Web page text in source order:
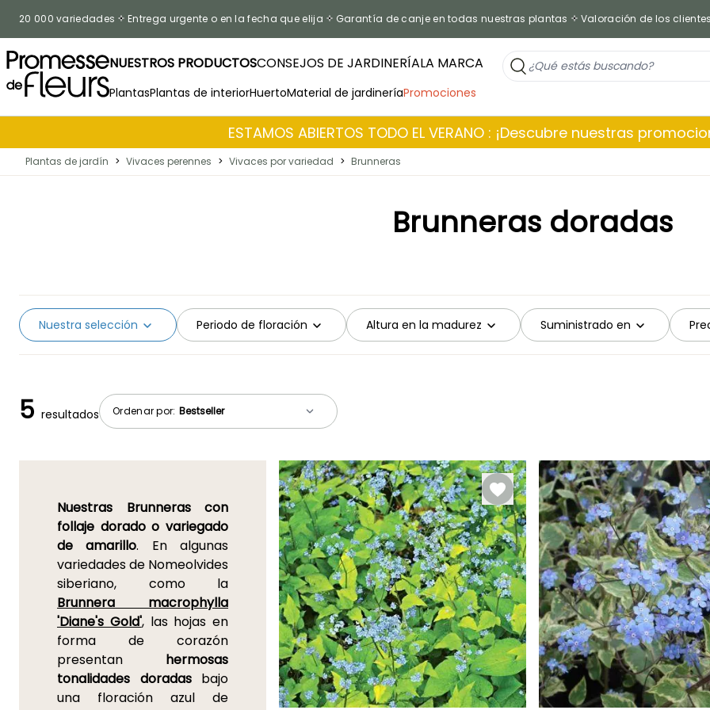
20 000 variedades Entrega urgente o en la fecha que elija Garantía de canje en todas nuestras plantas Valoración de los
NUESTROS PRODUCTOSCONSEJOS DE JARDINERÍALA MARCA
PlantasPlantas de interiorHuertoMaterial de jardineríaPromociones
ESTAMOS ABIERTOS TODO EL VERANO : ¡Descubre nuestras
Plantas de jardín > Vivaces perennes > Vivaces por variedad > Brunneras
Brunneras doradas
Periodo de floración Altura en la madurez Suministrado en
Nuestra selección
Ordenar por:
5 resultados
Nuestras Brunneras con
follaje dorado o variegado
de amarillo. En algunas
variedades de Nomeolvides
siberiano, como la
Brunnera macrophylla
'Diane's Gold', las hojas en
forma de corazón
presentan hermosas
tonalidades doradasbajo
una floración azul de